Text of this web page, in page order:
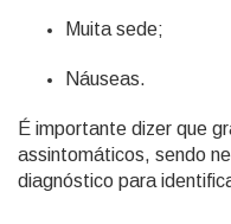
Muita sede;
Náuseas.
É importante dizer que
assintomáticos, sendo
diagnóstico para